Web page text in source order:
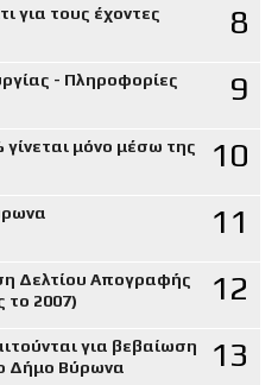
για τους έχοντες
8
- Πληροφορίες 9
μόνο μέσω της
10
11
Δελτίου Απογραφής
το 2007)
12
για βεβαίωση
Δήμο Βύρωνα
13